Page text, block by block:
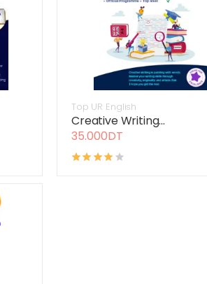
Top UR English
Creative Writing...
35.000DT